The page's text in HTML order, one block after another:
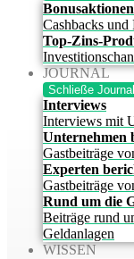
Cashbacks und
Top-Zins-
JOURNAL
Schließe Journal
Interviews
Interviews mit
Unternehmen
Gastbeiträge
Experten
Gastbeiträge
Rund um die
Beiträge rund
Geldanlagen
WISSEN